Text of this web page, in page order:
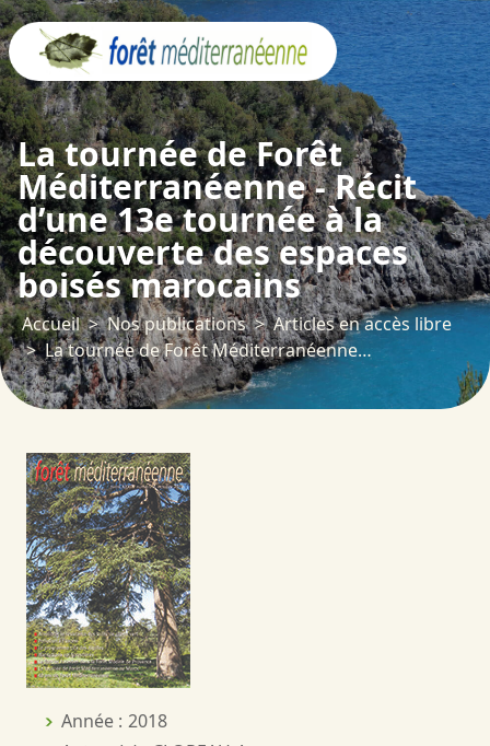
La tournée de Forêt
Méditerranéenne - Récit
d’une 13e tournée à la
découverte des espaces
boisés marocains
Accueil Nos publications
Articles en accès libre
La tournée de Forêt Méditerranéenne - Récit d’une 13e tournée à la découverte des espaces boisés marocains
Année : 2018
Panneau de gestion des cookies